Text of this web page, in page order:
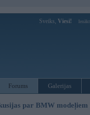
Sveiks, Viesi! Ienākt
Forums Galerijas
par BMW modeļiem